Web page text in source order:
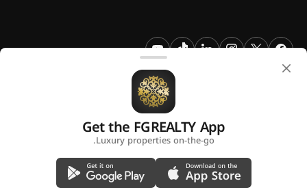
هي علامة تجارية مسجلة لشركة فايند جريت ريالتي ذ.م.م قطر.
الشروط والأحكاماستخدام ملفات تعريف الارتباط
Get the FGREALTY App
Luxury properties on-the-go.